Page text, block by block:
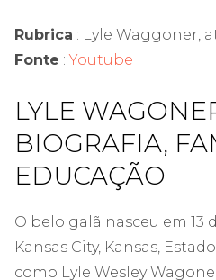
Rubrica : Lyle Waggoner,
Fonte :Youtube
LYLE
BIOGRAFIA,
EDUCAÇÃO
O belo galã nasceu em 13
Kansas City, Kansas,
como Lyle Wesley